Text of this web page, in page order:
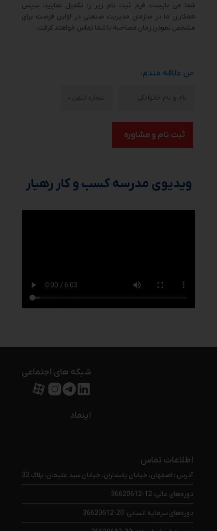
شما می بایست فرم ثبت نام زیر را تکمیل نمایید، سپس
همکاران ما در سازمان مدیریت صنعتی در اولین فرصت برای
مشخص نمودن زمان مصاحبه با شما تماس خواهند گرفت.
من علاقه مندم:
ثبت نام و مشاوره
ویدیوی مدرسه کسب و کار رهیار
شبکه های اجتماعی
اینماد
اطلاعات تماس
آدرس : اصفهان، خیابان پاسداران، خیابان سید علیخان، پلاک 32
دوره‌های عالی: 12-36620612
دوره‌های سرمایه انسانی: 20-36620612